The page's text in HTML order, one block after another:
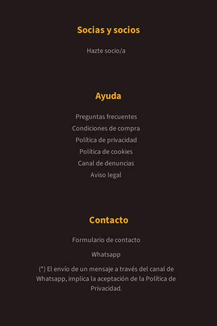
Socias y socios
Hazte socio/a
Ayuda
Preguntas frecuentes
Condiciones de compra
Política de privacidad
Política de cookies
Canal de denuncias
Aviso legal
Contacto
Formulario de contacto
Whatsapp
(*) El envío de un mensaje a través del canal de
Whatsapp, implica la aceptación de la Política de
Privacidad.